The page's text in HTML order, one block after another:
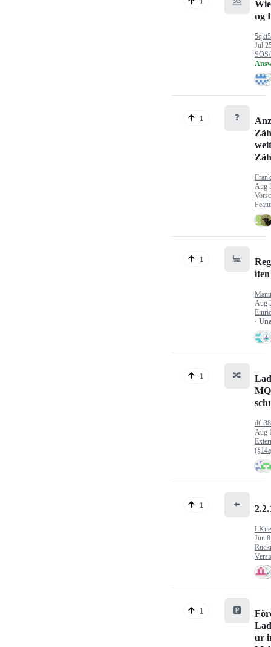
1
ng
Jul
1 ❓
Aug
1 💻
iten
Aug
·
1 🔀
Aug
1 ⬅️
Jun
1 🅿️
ur